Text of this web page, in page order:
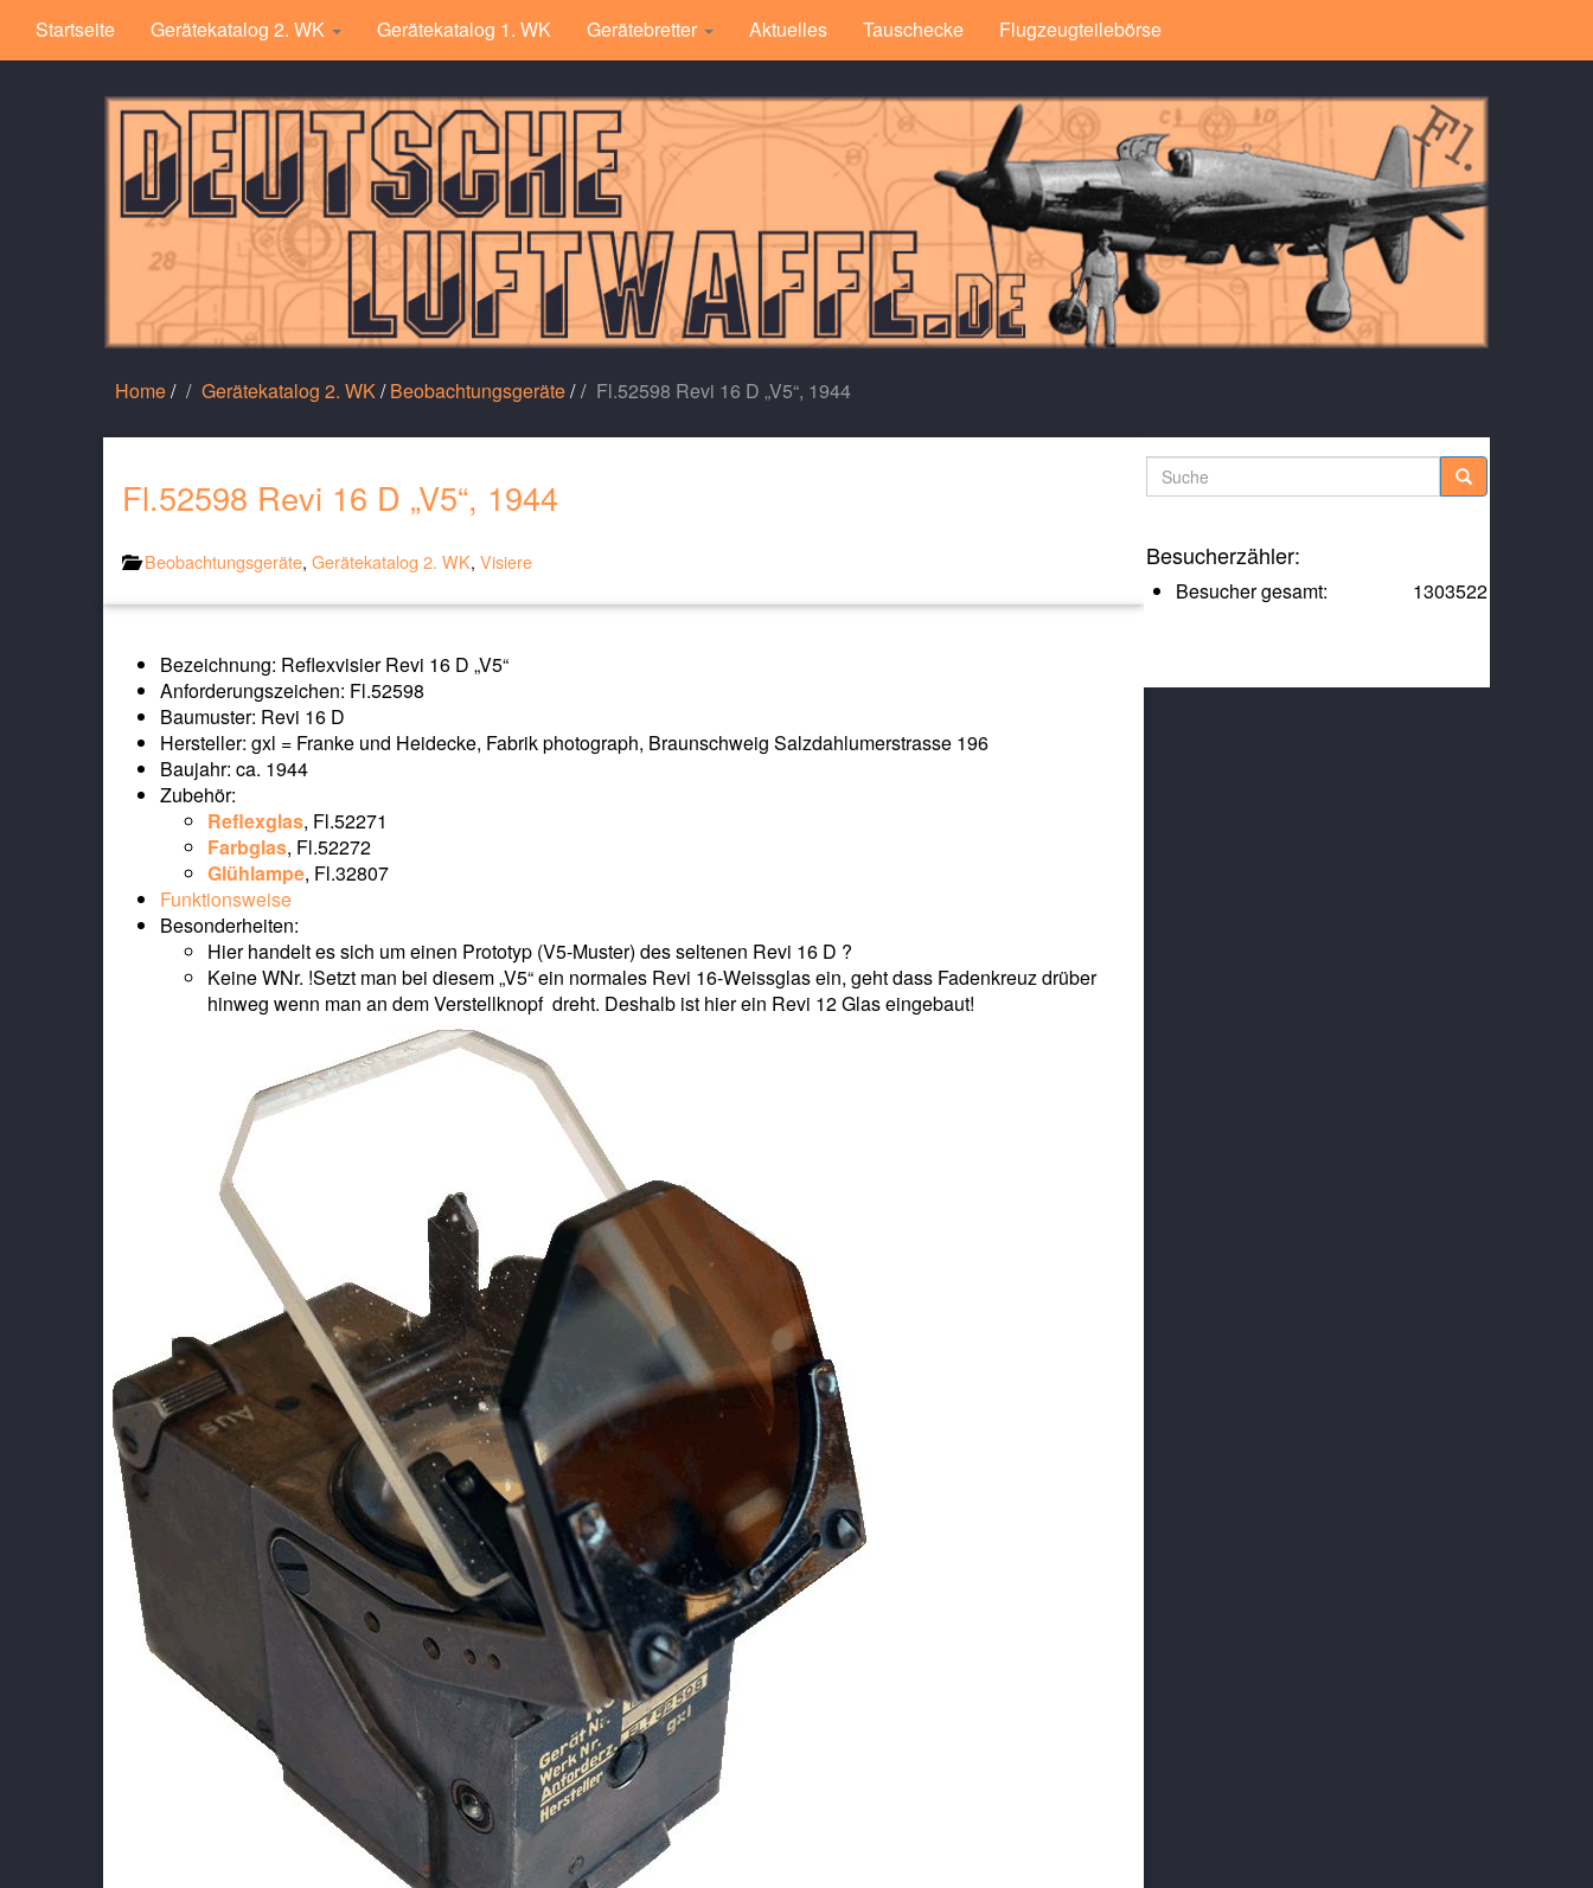
Startseite Gerätekatalog 2. WK Gerätekatalog 1. WK Gerätebretter Aktuelles Tauschecke Flugzeugteilebörse
Home/ Gerätekatalog 2. WK /Beobachtungsgeräte/ Fl.52598 Revi 16 D „V5“, 1944
Fl.52598 Revi 16 D „V5“, 1944
Beobachtungsgeräte, Gerätekatalog 2. WK, Visiere
Bezeichnung: Reflexvisier Revi 16 D „V5“
Anforderungszeichen: Fl.52598
Baumuster: Revi 16 D
Hersteller: gxl = Franke und Heidecke, Fabrik photograph, Braunschweig Salzdahlumerstrasse 196
Baujahr: ca. 1944
Zubehör:
Reflexglas, Fl.52271
Farbglas, Fl.52272
Glühlampe, Fl.32807
Funktionsweise
Besonderheiten:
Hier handelt es sich um einen Prototyp (V5-Muster) des seltenen Revi 16 D ?
Keine WNr. !Setzt man bei diesem „V5“ ein normales Revi 16-Weissglas ein, geht dass Fadenkreuz drüber
hinweg wenn man an dem Verstellknopf dreht. Deshalb ist hier ein Revi 12 Glas eingebaut!
Suche
Besucherzähler:
1303522
Besucher gesamt: